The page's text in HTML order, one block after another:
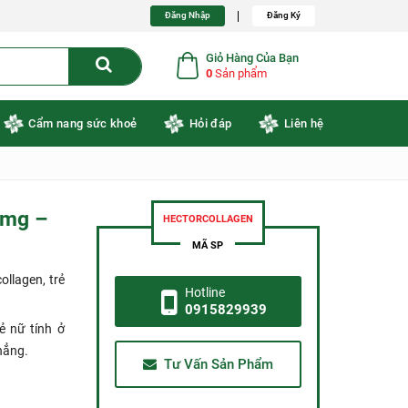
Đăng Nhập Đăng Ký
Giỏ Hàng Của Bạn
0 Sản phẩm
Cẩm nang sức khoẻ Hỏi đáp Liên hệ
–
trẻ
nữ tính ở
HECTORCOLLAGEN
MÃ SP
Hotline
0915829939
Tư Vấn Sản Phẩm